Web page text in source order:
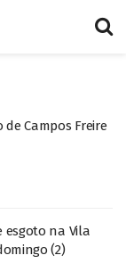
de Campos Freire
esgoto na Vila
(2)